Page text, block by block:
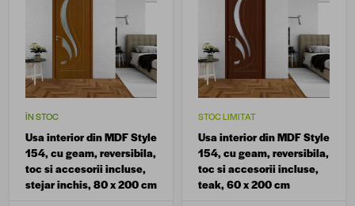
ÎN STOC
Usa interior din MDF Style
154, cu geam, reversibila,
toc si accesorii incluse,
stejar inchis, 80 x 200 cm
STOC LIMITAT
Usa interior din MDF Style
154, cu geam, reversibila,
toc si accesorii incluse,
teak, 60 x 200 cm